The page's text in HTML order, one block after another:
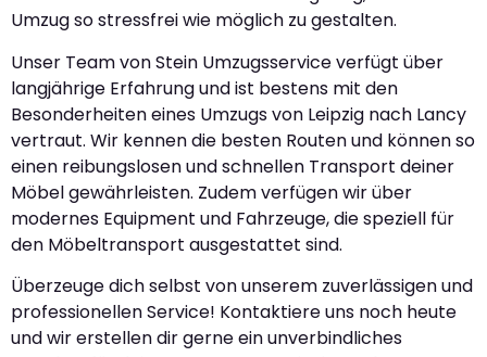
Umzug so stressfrei wie möglich zu gestalten.
Unser Team von Stein Umzugsservice verfügt über
langjährige Erfahrung und ist bestens mit den
Besonderheiten eines Umzugs von Leipzig nach Lancy
vertraut. Wir kennen die besten Routen und können so
einen reibungslosen und schnellen Transport deiner
Möbel gewährleisten. Zudem verfügen wir über
modernes Equipment und Fahrzeuge, die speziell für
den Möbeltransport ausgestattet sind.
Überzeuge dich selbst von unserem zuverlässigen und
professionellen Service! Kontaktiere uns noch heute
und wir erstellen dir gerne ein unverbindliches